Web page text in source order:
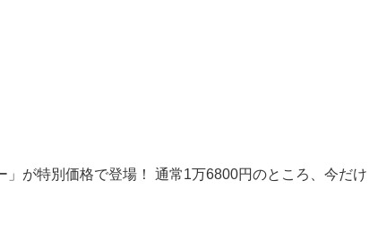
が特別価格で登場！ 通常1万6800円のところ、今だけ